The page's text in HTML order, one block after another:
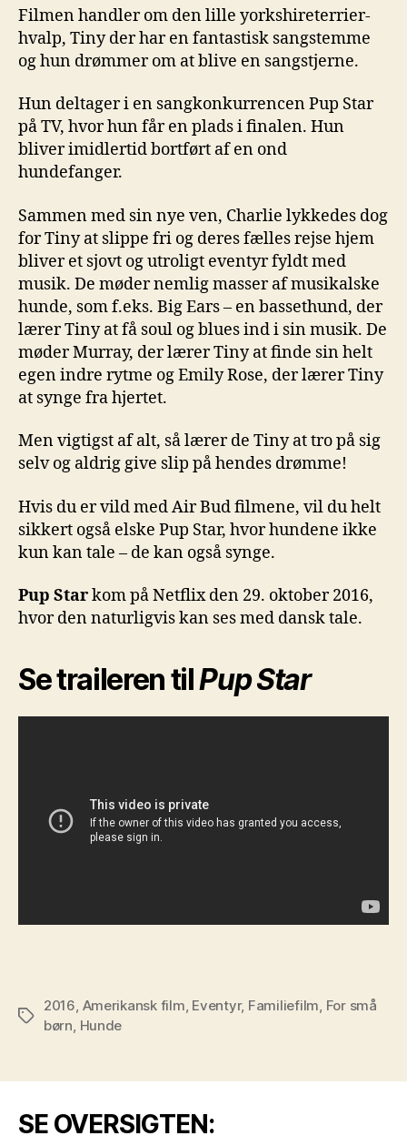
Filmen handler om den lille yorkshireterrier-
hvalp, Tiny der har en fantastisk sangstemme
og hun drømmer om at blive en sangstjerne.
Hun deltager i en sangkonkurrencen Pup Star
på TV, hvor hun får en plads i finalen. Hun
bliver imidlertid bortført af en ond
hundefanger.
Sammen med sin nye ven, Charlie lykkedes dog
for Tiny at slippe fri og deres fælles rejse hjem
bliver et sjovt og utroligt eventyr fyldt med
musik. De møder nemlig masser af musikalske
hunde, som f.eks. Big Ears – en bassethund, der
lærer Tiny at få soul og blues ind i sin musik. De
møder Murray, der lærer Tiny at finde sin helt
egen indre rytme og Emily Rose, der lærer Tiny
at synge fra hjertet.
Men vigtigst af alt, så lærer de Tiny at tro på sig
selv og aldrig give slip på hendes drømme!
Hvis du er vild med Air Bud filmene, vil du helt
sikkert også elske Pup Star, hvor hundene ikke
kun kan tale – de kan også synge.
Pup Starkom på Netflix den 29. oktober 2016,
hvor den naturligvis kan ses med dansk tale.
Se traileren tilPup Star
Tags
2016, Amerikansk film, Eventyr, Familiefilm, For små
børn, Hunde
SE OVERSIGTEN: